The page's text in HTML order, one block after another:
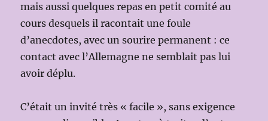
mais aussi quelques repas en petit comité au
cours desquels il racontait une foule
d’anecdotes, avec un sourire permanent : ce
contact avec l’Allemagne ne semblait pas lui
avoir déplu.
C’était un invité très « facile », sans exigence